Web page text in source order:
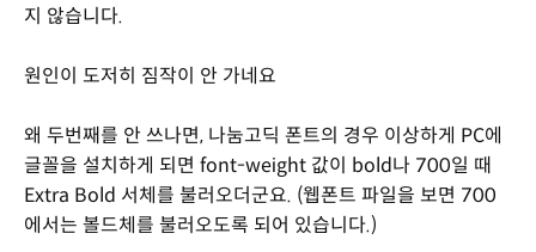
지 않습니다.
원인이 도저히 짐작이 안 가네요
왜 두번째를 안 쓰나면, 나눔고딕 폰트의 경우 이상하게 PC에
글꼴을 설치하게 되면 font-weight 값이 bold나 700일 때
Extra Bold 서체를 불러오더군요. (웹폰트 파일을 보면 700
에서는 볼드체를 불러오도록 되어 있습니다.)